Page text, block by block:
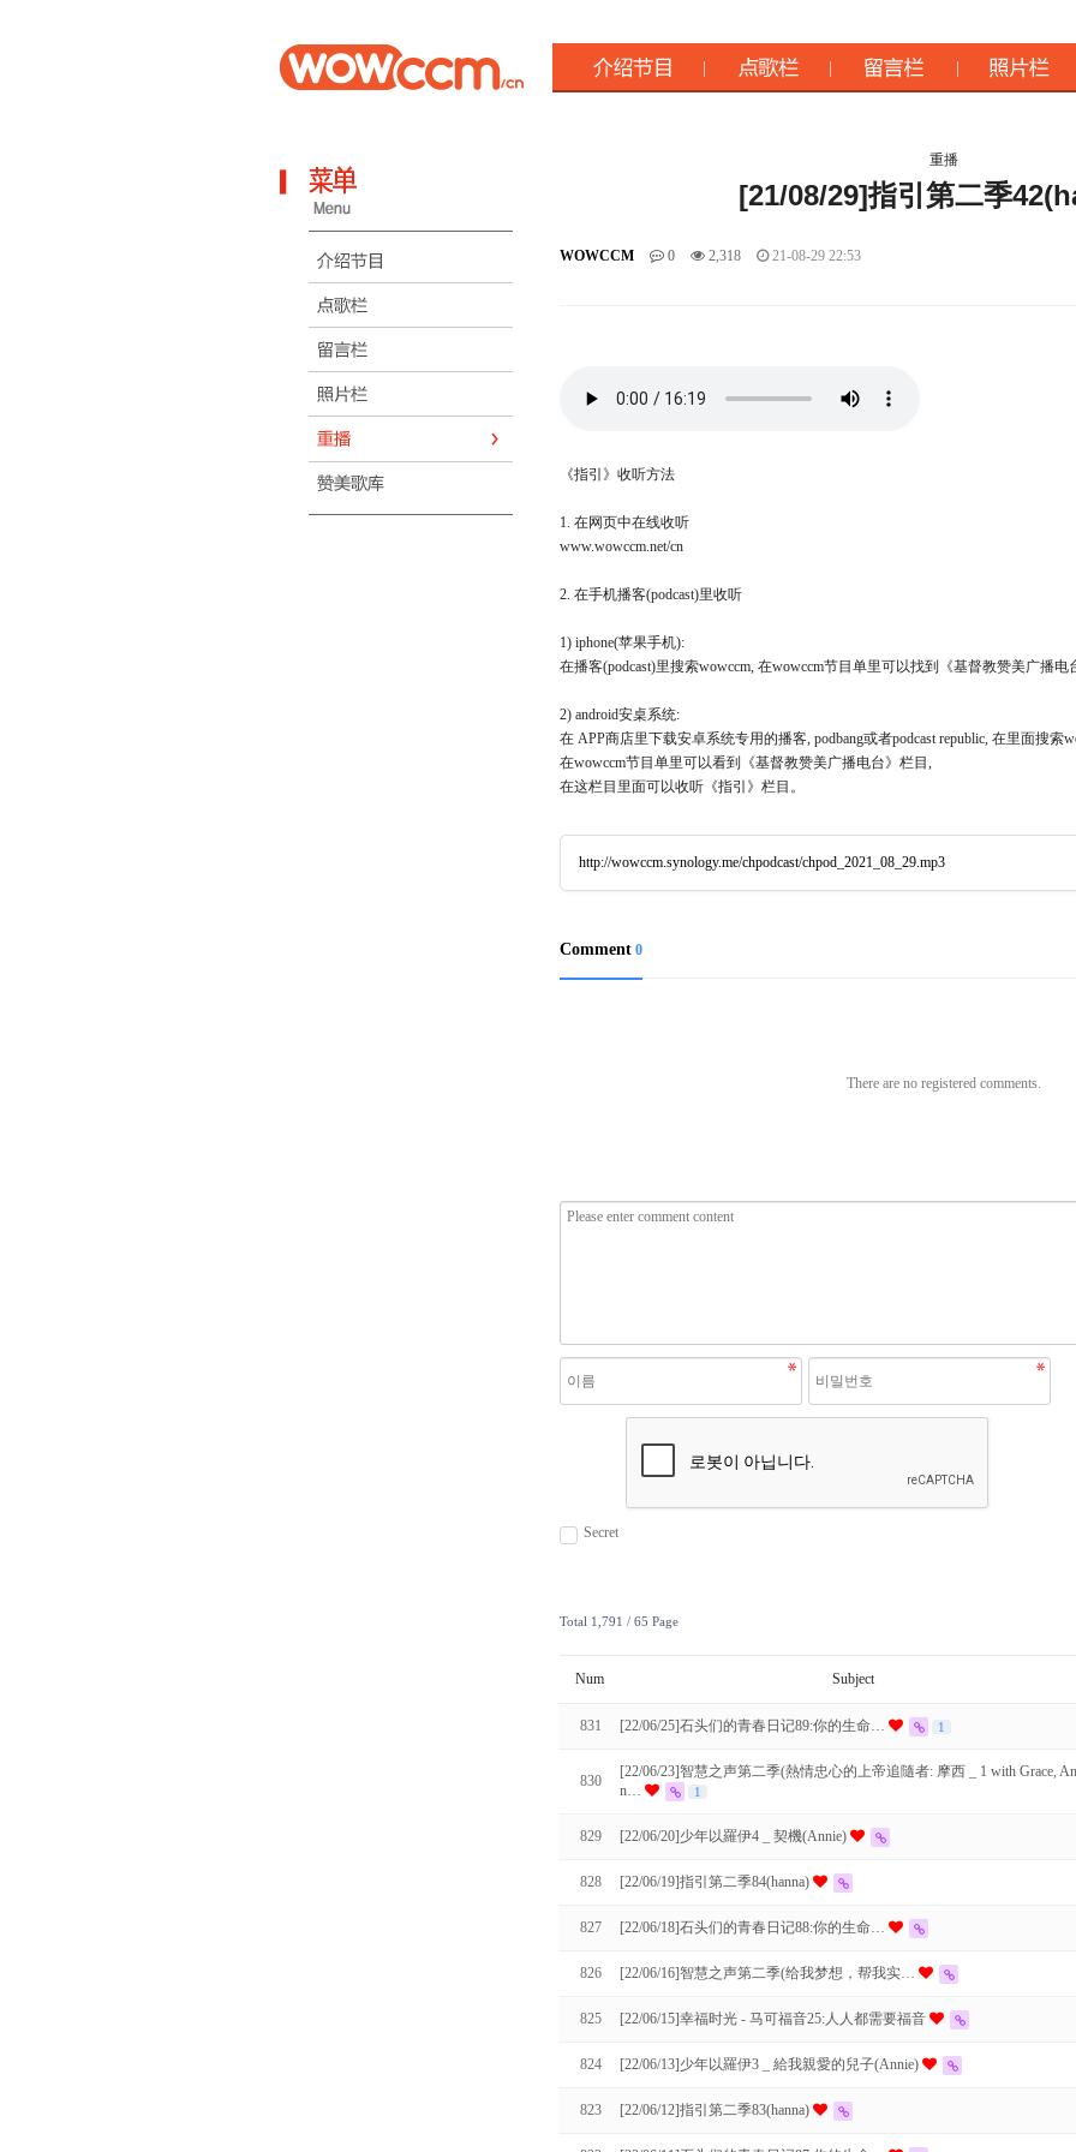
重播
[21/08/29]指引第二季
WOWCCM 0 2,318 21-08-29 22:53
《指引》收听方法
1. 在网页中在线收听
www.wowccm.net/cn
2. 在手机播客(podcast)里收听
1) iphone(苹果手机):
在播客(podcast)里搜索wowccm, 在wowccm节目单里可以找到《基督教赞美广播电
2) android安桌系统:
在 APP商店里下载安卓系统专用的播客, podbang或者podcast republic, 在里面搜索
在wowccm节目单里可以看到《基督教赞美广播电台》栏目,
在这栏目里面可以收听《指引》栏目。
http://wowccm.synology.me/chpodcast/chpod_2021_08_29.mp3
Comment0
There are no registered comments.
Secret
Total 1,791 / 65 Page
Num Subject
831 [22/06/25]石头们的青春日记89:你的生命… 1
830
[22/06/23]智慧之声第二季(熱情忠心的上帝追隨者: 摩西 _ 1 with Grace, An
n…
1
829 [22/06/20]少年以羅伊4 _ 契機(Annie)
828 [22/06/19]指引第二季84(hanna)
827 [22/06/18]石头们的青春日记88:你的生命…
826 [22/06/16]智慧之声第二季(给我梦想，帮我实…
825 [22/06/15]幸福时光 - 马可福音25:人人都需要福音
824 [22/06/13]少年以羅伊3 _ 給我親愛的兒子(Annie)
823 [22/06/12]指引第二季83(hanna)